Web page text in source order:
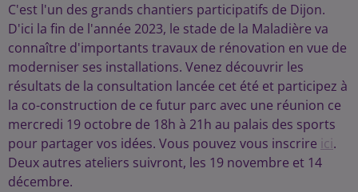
C'est l'un des grands chantiers participatifs de Dijon.
D'ici la fin de l'année 2023, le stade de la Maladière va
connaître d'importants travaux de rénovation en vue de
moderniser ses installations. Venez découvrir les
résultats de la consultation lancée cet été et participez à
la co-construction de ce futur parc avec une réunion ce
mercredi 19 octobre de 18h à 21h au palais des sports
pour partager vos idées. Vous pouvez vous inscrire ici .
Deux autres ateliers suivront, les 19 novembre et 14
décembre.